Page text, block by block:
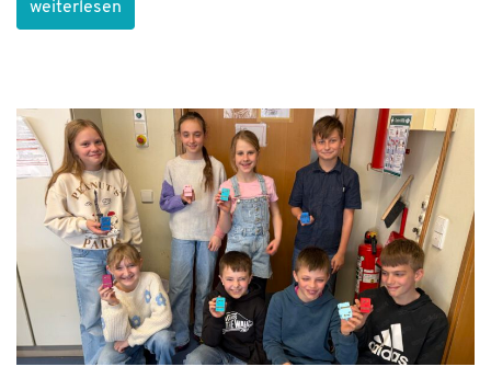
weiterlesen